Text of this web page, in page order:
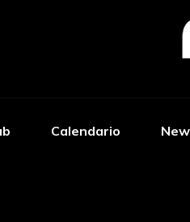
Calendario